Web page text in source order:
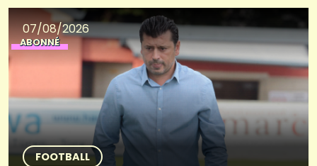
07/08/2026
ABONNÉ
FOOTBALL